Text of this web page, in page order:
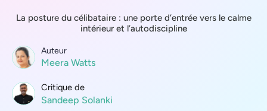
La posture du célibataire : une porte d’entrée vers le calme
intérieur et l’autodiscipline
Auteur
Meera Watts
Critique de
Sandeep Solanki